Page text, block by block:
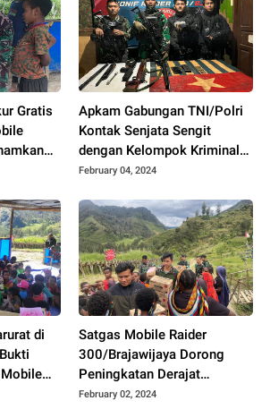
Gratis
dan
Apkam Gabungan TNI/Polri
Kontak Senjata Sengit
dengan Kelompok Kriminal
Bersenjata
February 04, 2024
di
Satgas Mobile Raider
300/Brajawijaya Dorong
Peningkatan Derajat
Kesehatan Warga Papua
February 02, 2024